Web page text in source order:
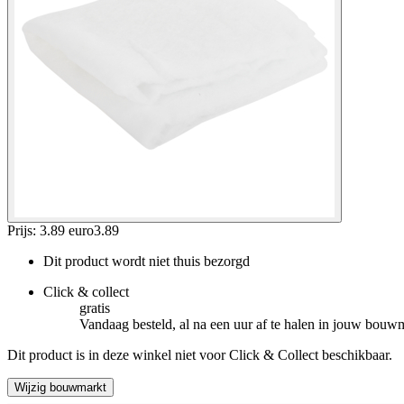
Prijs: 3.89 euro3.89
Dit product wordt niet thuis bezorgd
Click & collect
gratis
Vandaag besteld, al na een uur af te halen in jouw
Dit product is in deze winkel niet voor Click & Collect beschikbaar.
Wijzig bouwmarkt